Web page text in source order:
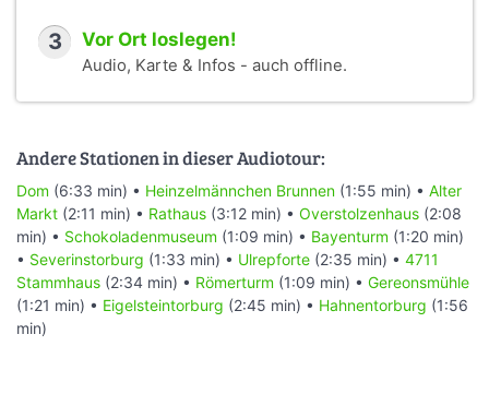
3 Vor Ort loslegen!
Audio, Karte & Infos - auch offline.
Andere Stationen in dieser Audiotour:
Dom (6:33 min) • Heinzelmännchen Brunnen (1:55 min) • Alter
Markt (2:11 min) • Rathaus (3:12 min) • Overstolzenhaus (2:08
min) • Schokoladenmuseum (1:09 min) • Bayenturm (1:20 min)
• Severinstorburg (1:33 min) • Ulrepforte (2:35 min) • 4711
Stammhaus (2:34 min) • Römerturm (1:09 min) • Gereonsmühle
(1:21 min) • Eigelsteintorburg (2:45 min) • Hahnentorburg (1:56
min)